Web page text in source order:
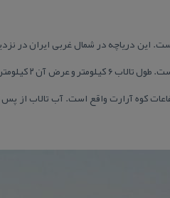
این دریاچه در شمال غربی ایران در
ارس واقع است.
كوه آرارت واقع است. آب تالاب از